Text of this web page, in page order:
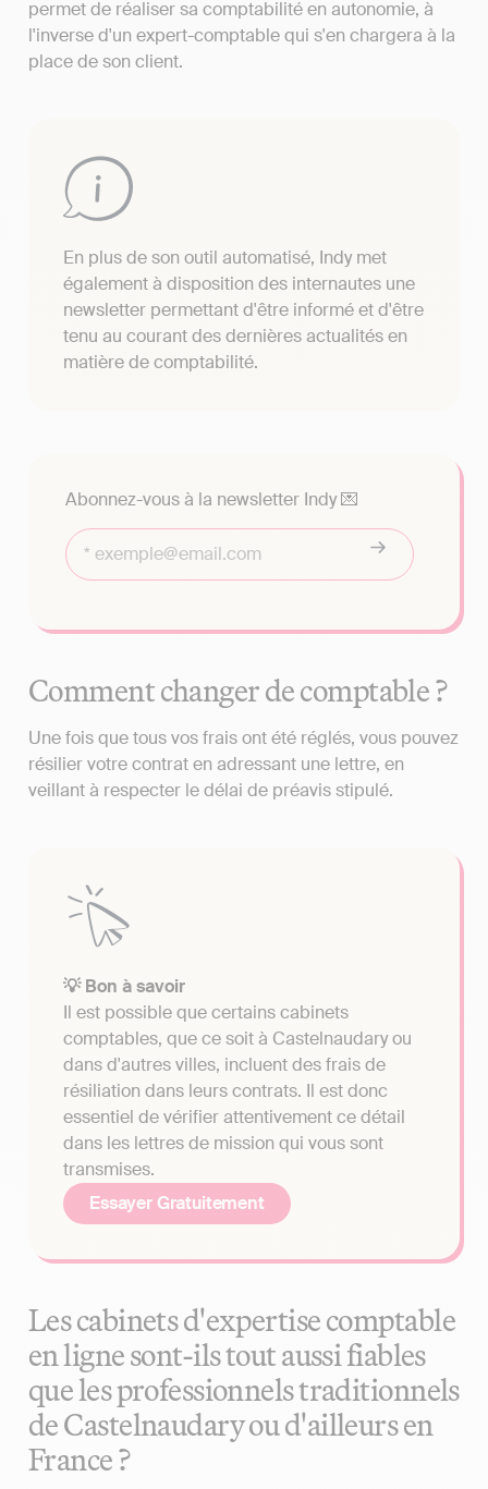
permet de réaliser sa comptabilité en autonomie, à
l'inverse d'un expert-comptable qui s'en chargera à la
place de son client.
En plus de son outil automatisé, Indy met
également à disposition des internautes une
newsletter permettant d'être informé et d'être
tenu au courant des dernières actualités en
matière de comptabilité.
Abonnez-vous à la newsletter Indy 💌
Comment changer de comptable ?
Une fois que tous vos frais ont été réglés, vous pouvez
résilier votre contrat en adressant une lettre, en
veillant à respecter le délai de préavis stipulé.
💡 Bon à savoir
Il est possible que certains cabinets
comptables, que ce soit à Castelnaudary ou
dans d'autres villes, incluent des frais de
résiliation dans leurs contrats. Il est donc
essentiel de vérifier attentivement ce détail
dans les lettres de mission qui vous sont
transmises.
Essayer Gratuitement
Les cabinets d'expertise comptable
en ligne sont-ils tout aussi fiables
que les professionnels traditionnels
de Castelnaudary ou d'ailleurs en
France ?